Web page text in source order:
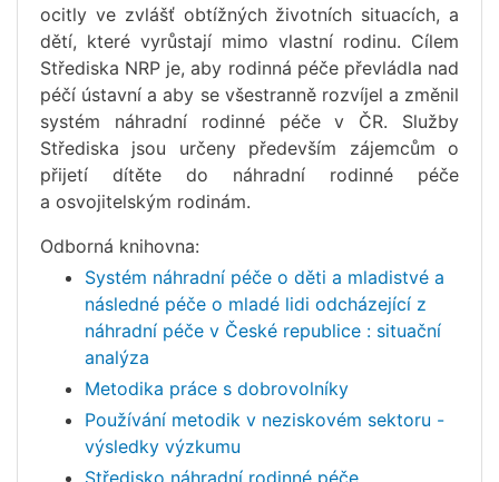
ocitly ve zvlášť obtížných životních situacích, a
dětí, které vyrůstají mimo vlastní rodinu. Cílem
Střediska NRP je, aby rodinná péče převládla nad
péčí ústavní a aby se všestranně rozvíjel a změnil
systém náhradní rodinné péče v ČR. Služby
Střediska jsou určeny především zájemcům o
přijetí dítěte do náhradní rodinné péče
a osvojitelským rodinám.
Odborná knihovna:
Systém náhradní péče o děti a mladistvé a
následné péče o mladé lidi odcházející z
náhradní péče v České republice : situační
analýza
Metodika práce s dobrovolníky
Používání metodik v neziskovém sektoru -
výsledky výzkumu
Středisko náhradní rodinné péče